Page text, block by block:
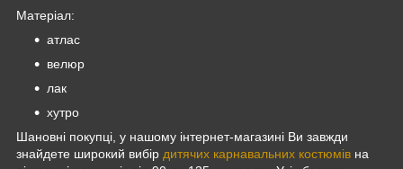
Матеріал:
атлас
велюр
лак
хутро
Шановні покупці, у нашому інтернет-магазині Ви завжди
знайдете широкий вибір дитячих карнавальних костюмів на